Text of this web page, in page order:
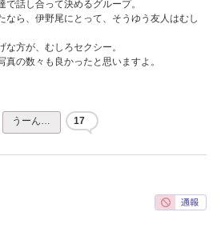
で話し合って決めるグループ。
なら、伊野尾にとって、そうゆう友人はむし
方が、むしろセクシー。
真の数々も良かったと思いますよ。
うーん… 17